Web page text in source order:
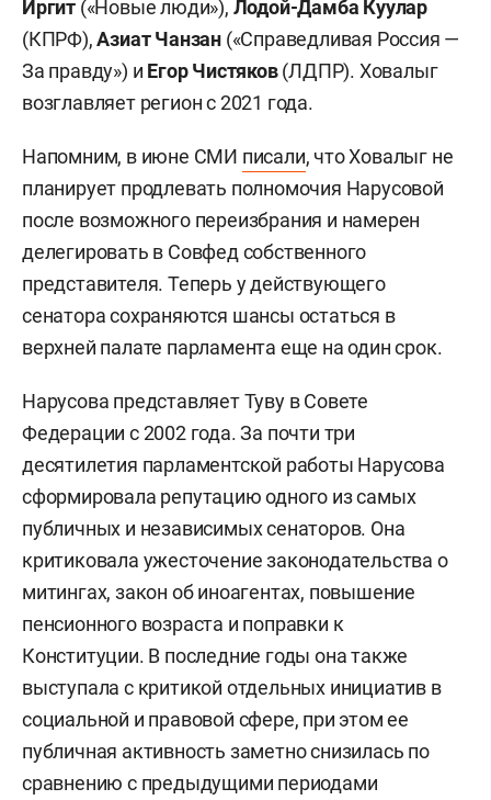
Иргит («Новые люди»), Лодой-Дамба Куулар
(КПРФ),Азиат Чанзан («Справедливая Россия —
За правду») и Егор Чистяков(ЛДПР). Ховалыг
возглавляет регион с 2021 года.
Напомним, в июне СМИ писали, что Ховалыг не
планирует продлевать полномочия Нарусовой
после возможного переизбрания и намерен
делегировать в Совфед собственного
представителя. Теперь у действующего
сенатора сохраняются шансы остаться в
верхней палате парламента еще на один срок.
Нарусова представляет Туву в Совете
Федерации с 2002 года. За почти три
десятилетия парламентской работы Нарусова
сформировала репутацию одного из самых
публичных и независимых сенаторов. Она
критиковала ужесточение законодательства о
митингах, закон об иноагентах, повышение
пенсионного возраста и поправки к
Конституции. В последние годы она также
выступала с критикой отдельных инициатив в
социальной и правовой сфере, при этом ее
публичная активность заметно снизилась по
сравнению с предыдущими периодами